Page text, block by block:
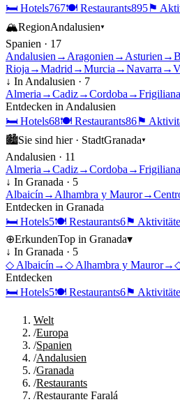
🛏 Hotels767🍽 Restaurants895⚑
🏔RegionAndalusien▾
Spanien · 17
Andalusien → Aragonien → Asturien →
Rioja →Madrid →Murcia →Navarra →
↓ In Andalusien · 7
Almeria →Cadiz→Cordoba →Frigiliana
Entdecken in Andalusien
🛏 Hotels68🍽 Restaurants86⚑
🏙Sie sind hier · StadtGranada▾
Andalusien · 11
Almeria →Cadiz→Cordoba →Frigiliana
↓ In Granada · 5
Albaicín → Alhambra y Mauror→
Entdecken in Granada
🛏 Hotels5🍽 Restaurants6⚑
⊕ErkundenTop in Granada▾
↓ In Granada · 5
◇ Albaicín →◇ Alhambra y Mauror→
Entdecken
🛏 Hotels5🍽 Restaurants6⚑
Welt
/Europa
/Spanien
/Andalusien
/Granada
/Restaurants
/Restaurante Faralá